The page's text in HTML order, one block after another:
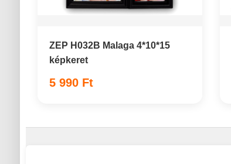
ZEP H032B Malaga 4*10*15
képkeret
5 990 Ft